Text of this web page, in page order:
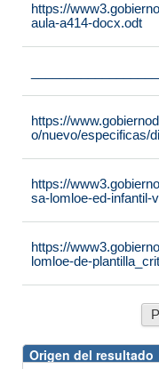
https://
aula-a414-docx.odt
https://
o/nuevo/especificas/
https://
sa-lomloe-ed-infantil-
https://
lomloe-de-
Origen del resultado